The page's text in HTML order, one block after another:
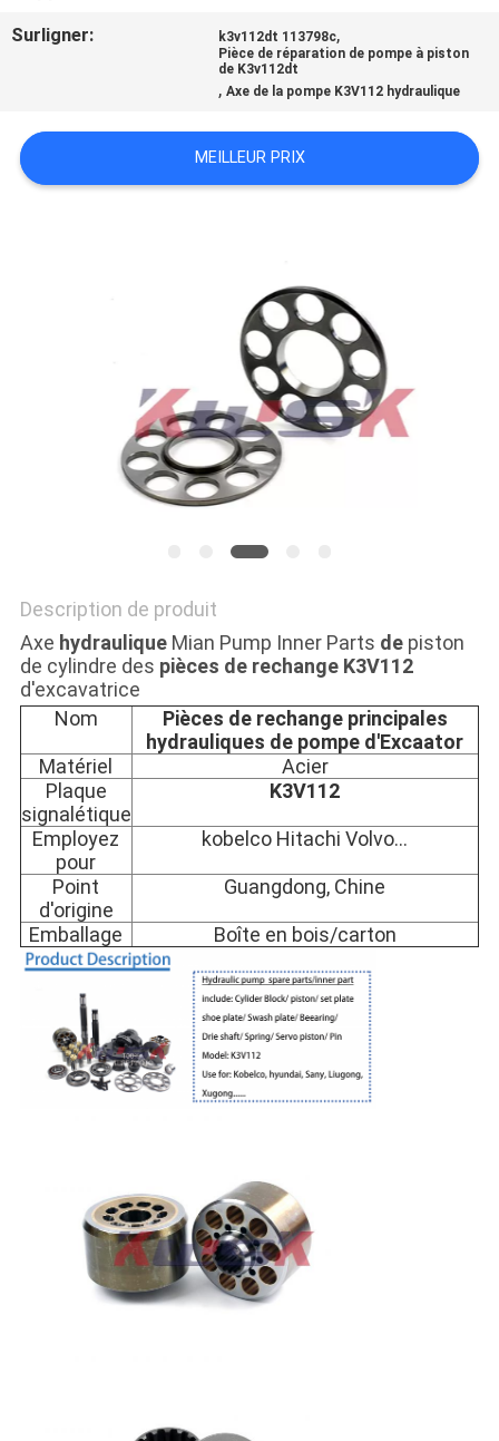
NOUS
DEMANDEZ
Surligner:
k3v112dt 113798c,
Pièce de réparation de pompe à piston
de K3v112dt
,Axe de la pompe K3V112 hydraulique
MEILLEUR PRIX
Description de produit
Axe hydrauliqueMian Pump Inner Parts depiston
de cylindre des pièces de rechange K3V112
d'excavatrice
Nom
Pièces de rechange principales
hydrauliques de pompe d'Excaator
Matériel
Acier
Plaque
signalétique
K3V112
Employez
pour
kobelco Hitachi Volvo…
Point
d'origine
Guangdong, Chine
Emballage Boîte en bois/carton